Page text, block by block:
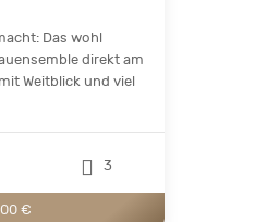
Das wohl
direkt am
Weitblick und viel
3
€